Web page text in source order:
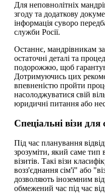
Для неповнолітніх
згоду та додаткову
інформація суворо
служби Росії.
Останнє, мандрівникам
остаточні деталі та
подорожжю, щоб
Дотримуючись цих
впевненістю пройти
насолоджуватися свій
юридичні питання або
Спеціальні візи для
Під час планування
зрозуміти, який саме тип
візитів. Такі візи
возз'єднання сім'ї" або
дозволяють іноземним
обмежений час під час